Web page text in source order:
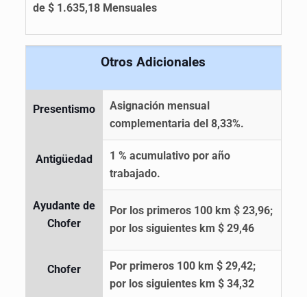
de $ 1.635,18 Mensuales
Otros Adicionales
Presentismo
Asignación mensual
complementaria del 8,33%.
Antigüedad
1 % acumulativo por año
trabajado.
Ayudante de
Chofer
Por los primeros 100 km $ 23,96;
por los siguientes km $ 29,46
Chofer
Por primeros 100 km $ 29,42;
por los siguientes km $ 34,32